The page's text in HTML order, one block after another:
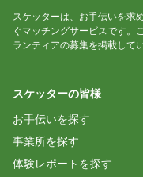
スケッターは、お手伝いを求
ぐマッチングサービスです。
ランティアの募集を掲載して
スケッターの皆様
お手伝いを探す
事業所を探す
体験レポートを探す